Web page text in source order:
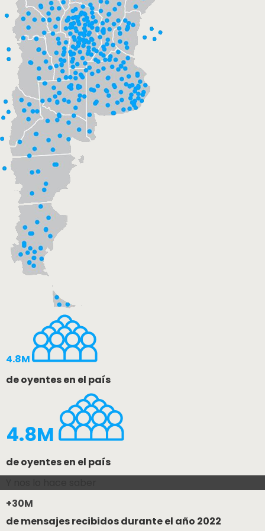
4.8M
de oyentes en el país
4.8M
de oyentes en el país
+30M
de mensajes recibidos durante el año 2022